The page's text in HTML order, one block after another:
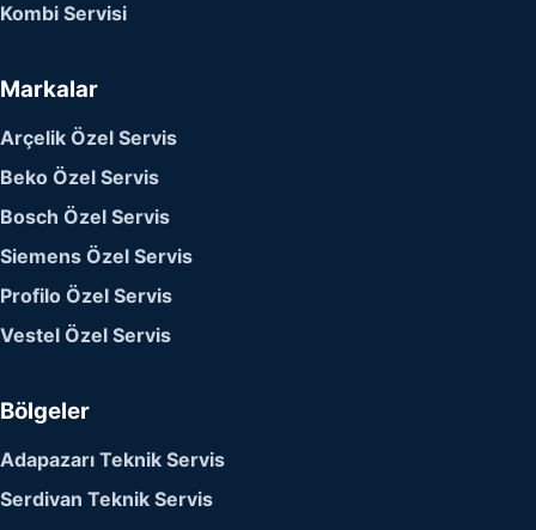
Kombi Servisi
Markalar
Arçelik Özel Servis
Beko Özel Servis
Bosch Özel Servis
Siemens Özel Servis
Profilo Özel Servis
Vestel Özel Servis
Bölgeler
Adapazarı Teknik Servis
Serdivan Teknik Servis